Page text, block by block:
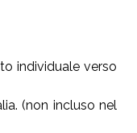
individuale verso
(non incluso nel